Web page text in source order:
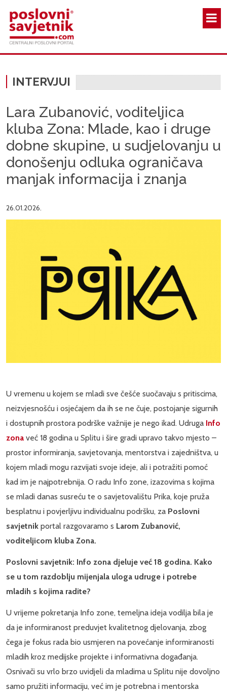
INTERVJUI
Lara Zubanović, voditeljica
kluba Zona: Mlade, kao i druge
dobne skupine, u sudjelovanju u
donošenju odluka ograničava
manjak informacija i znanja
26.01.2026.
U vremenu u kojem se mladi sve češće suočavaju s pritiscima,
neizvjesnošću i osjećajem da ih se ne čuje, postojanje sigurnih
i dostupnih prostora podrške važnije je nego ikad. Udruga Info
zona već 18 godina u Splitu i šire gradi upravo takvo mjesto –
prostor informiranja, savjetovanja, mentorstva i zajedništva, u
kojem mladi mogu razvijati svoje ideje, ali i potražiti pomoć
kad im je najpotrebnija. O radu Info zone, izazovima s kojima
se mladi danas susreću te o savjetovalištu Prika, koje pruža
besplatnu i povjerljivu individualnu podršku, za Poslovni
savjetnik portal razgovaramo s Larom Zubanović,
voditeljicom kluba Zona.
Poslovni savjetnik: Info zona djeluje već 18 godina. Kako
se u tom razdoblju mijenjala uloga udruge i potrebe
mladih s kojima radite?
U vrijeme pokretanja Info zone, temeljna ideja vodilja bila je
da je informiranost preduvjet kvalitetnog djelovanja, zbog
čega je fokus rada bio usmjeren na povećanje informiranosti
mladih kroz medijske projekte i informativna događanja.
Osnivači su vrlo brzo uvidjeli da mladima u Splitu nije dovoljno
samo pružiti informaciju, već im je potrebna i mentorska